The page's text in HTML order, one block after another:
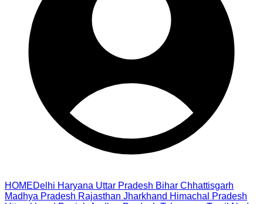
HOMEDelhi Haryana Uttar Pradesh Bihar Chhattisgarh
Madhya Pradesh Rajasthan Jharkhand Himachal Pradesh